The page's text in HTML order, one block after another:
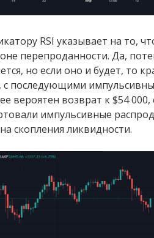
RSI указывает на то,
перепроданности. Да,
но если оно и будет, то
с последующими
вероятен возврат к $54
импульсивные
скопления ликвидности.